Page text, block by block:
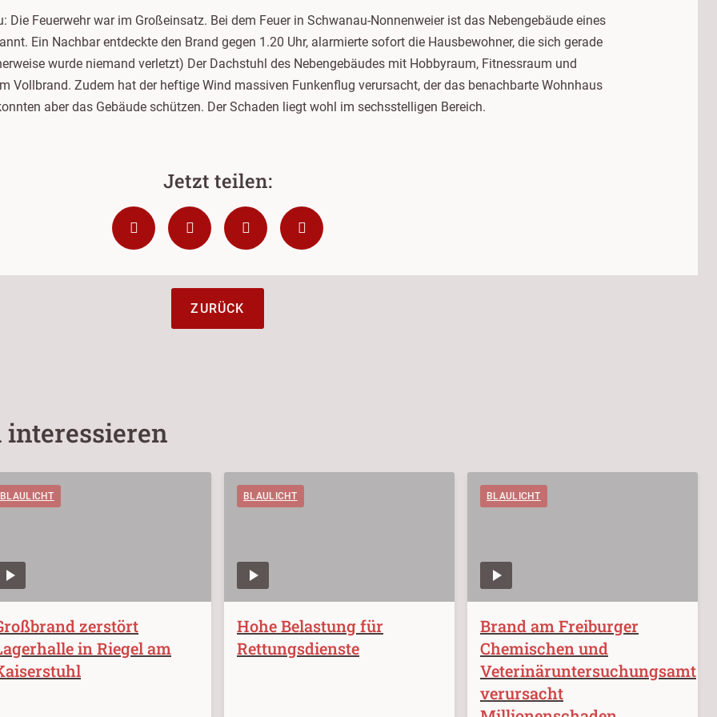
Die Feuerwehr war im Großeinsatz. Bei dem Feuer in Schwanau-Nonnenweier ist das Nebengebäude eines
Ein Nachbar entdeckte den Brand gegen 1.20 Uhr, alarmierte sofort die Hausbewohner, die sich gerade
wurde niemand verletzt) Der Dachstuhl des Nebengebäudes mit Hobbyraum, Fitnessraum und
Vollbrand. Zudem hat der heftige Wind massiven Funkenflug verursacht, der das benachbarte Wohnhaus
aber das Gebäude schützen. Der Schaden liegt wohl im sechsstelligen Bereich.
ZURÜCK
interessieren
BLAULICHT
zerstört
in Riegel am
BLAULICHT
Hohe Belastung für
Rettungsdienste
BLAULICHT
Brand am Freiburger
Chemischen und
Veterinäruntersuchungsamt
verursacht